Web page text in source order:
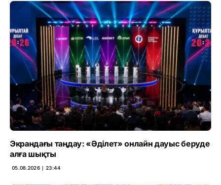
Экрандағы таңдау: «Әділет» онлайн дауыс беруде
алға шықты
05.08.2026 ∣ 23:44